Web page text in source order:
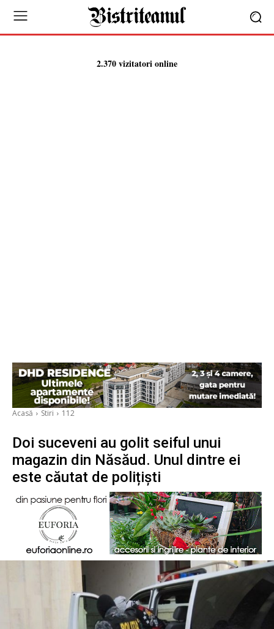
2.370 vizitatori online
Acasă Stiri 112
Doi suceveni au golit seiful unui
magazin din Năsăud. Unul dintre ei
este căutat de polițiști